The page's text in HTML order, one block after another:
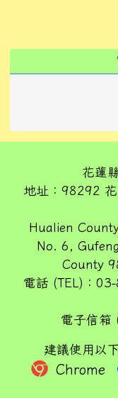
花蓮
地址：98292
Hualien
No. 6,
County
電話 (TEL)：
電子信箱
建議使用以
Chrome